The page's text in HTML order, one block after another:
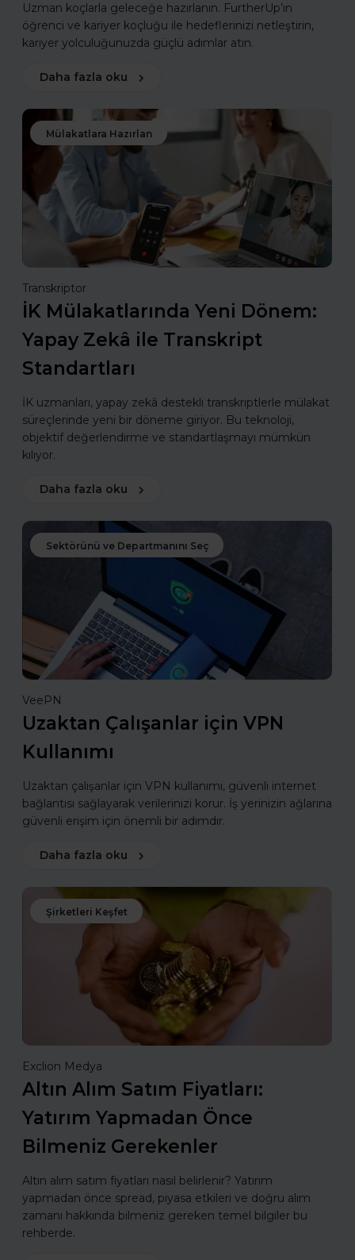
Uzman koçlarla geleceğe hazırlanın. FurtherUp’ın
öğrenci ve kariyer koçluğu ile hedeflerinizi netleştirin,
kariyer yolculuğunuzda güçlü adımlar atın.
Daha fazla oku
Mülakatlara Hazırlan
Transkriptor
İK Mülakatlarında Yeni Dönem:
Yapay Zekâ ile Transkript
Standartları
İK uzmanları, yapay zekâ destekli transkriptlerle mülakat
süreçlerinde yeni bir döneme giriyor. Bu teknoloji,
objektif değerlendirme ve standartlaşmayı mümkün
kılıyor.
Daha fazla oku
Sektörünü ve Departmanını Seç
VeePN
Uzaktan Çalışanlar için VPN
Kullanımı
Uzaktan çalışanlar için VPN kullanımı, güvenli internet
bağlantısı sağlayarak verilerinizi korur. İş yerinizin ağlarına
güvenli erişim için önemli bir adımdır.
Daha fazla oku
Şirketleri Keşfet
Exclion Medya
Altın Alım Satım Fiyatları:
Yatırım Yapmadan Önce
Bilmeniz Gerekenler
Altın alım satım fiyatları nasıl belirlenir? Yatırım
yapmadan önce spread, piyasa etkileri ve doğru alım
zamanı hakkında bilmeniz gereken temel bilgiler bu
rehberde.